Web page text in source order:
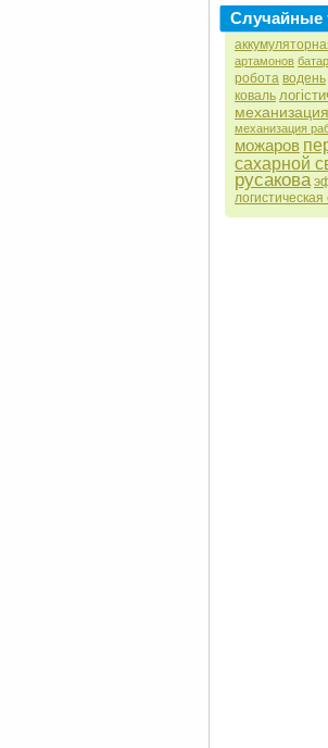
Случайные
артамонов
робота водень
коваль
механизация
можаров
сахарной
русакова